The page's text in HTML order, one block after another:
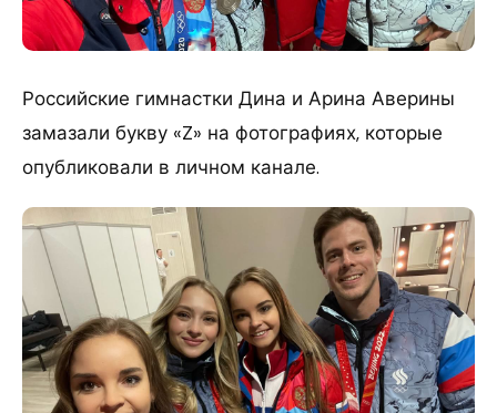
Российские гимнастки Дина и Арина Аверины
замазали букву «Z» на фотографиях, которые
опубликовали в личном канале.